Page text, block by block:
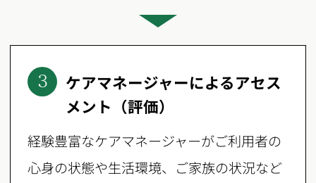
3
ケアマネージャーによるアセス
メント（評価）
経験豊富なケアマネージャーがご利用者の
心身の状態や生活環境、ご家族の状況など